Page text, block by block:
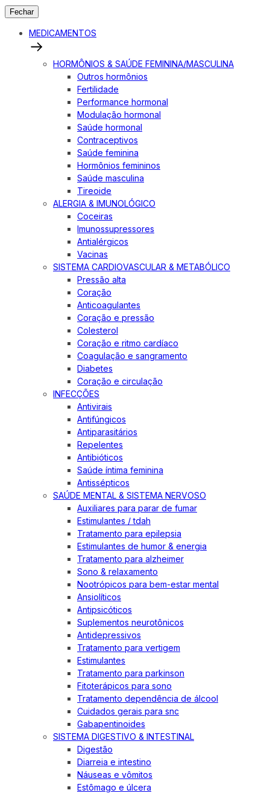
Fechar
MEDICAMENTOS
HORMÔNIOS & SAÚDE FEMININA/MASCULINA
Outros hormônios
Fertilidade
Performance hormonal
Modulação hormonal
Saúde hormonal
Contraceptivos
Saúde feminina
Hormônios femininos
Saúde masculina
Tireoide
ALERGIA & IMUNOLÓGICO
Coceiras
Imunossupressores
Antialérgicos
Vacinas
SISTEMA CARDIOVASCULAR & METABÓLICO
Pressão alta
Coração
Anticoagulantes
Coração e pressão
Colesterol
Coração e ritmo cardíaco
Coagulação e sangramento
Diabetes
Coração e circulação
INFECÇÕES
Antivirais
Antifúngicos
Antiparasitários
Repelentes
Antibióticos
Saúde íntima feminina
Antissépticos
SAÚDE MENTAL & SISTEMA NERVOSO
Auxiliares para parar de fumar
Estimulantes / tdah
Tratamento para epilepsia
Estimulantes de humor & energia
Tratamento para alzheimer
Sono & relaxamento
Nootrópicos para bem-estar mental
Ansiolíticos
Antipsicóticos
Suplementos neurotônicos
Antidepressivos
Tratamento para vertigem
Estimulantes
Tratamento para parkinson
Fitoterápicos para sono
Tratamento dependência de álcool
Cuidados gerais para snc
Gabapentinoides
SISTEMA DIGESTIVO & INTESTINAL
Digestão
Diarreia e intestino
Náuseas e vômitos
Estômago e úlcera